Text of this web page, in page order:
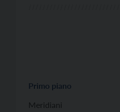
Primo piano
Meridiani